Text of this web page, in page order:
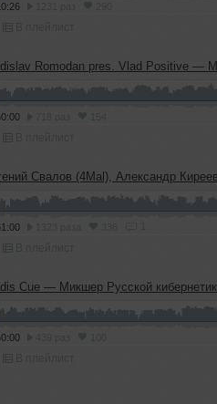
Romodan pres. Vlad Positive — Микшер Русской кибернетики 459, Part 1, с Евгением Сваловым
Свалов (4Mal), Александр Киреев — Русская
— Микшер Русской кибернетики 458 с Евгением Сваловым (4Mal) и